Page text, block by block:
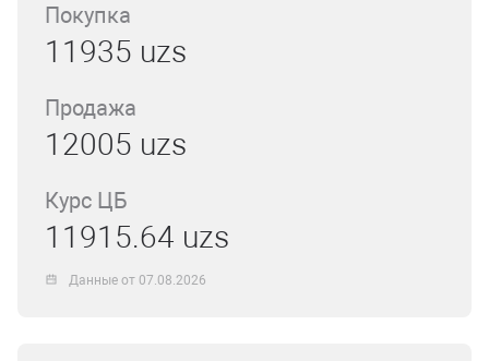
Покупка
11935 uzs
Продажа
12005 uzs
Курс ЦБ
11915.64 uzs
Данные от 07.08.2026